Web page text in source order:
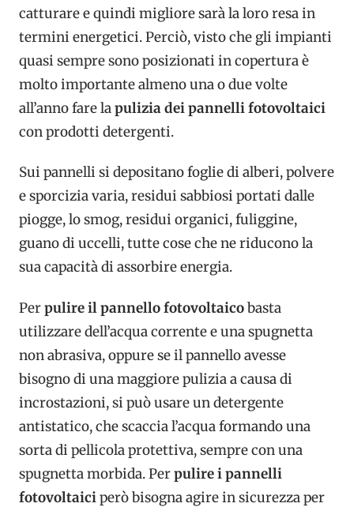
catturare e quindi migliore sarà la loro resa in
termini energetici. Perciò, visto che gli impianti
quasi sempre sono posizionati in copertura è
molto importante almeno una o due volte
all’anno fare lapulizia dei pannelli fotovoltaici
con prodotti detergenti.
Sui pannelli si depositano foglie di alberi, polvere
e sporcizia varia, residui sabbiosi portati dalle
piogge, lo smog, residui organici, fuliggine,
guano di uccelli, tutte cose che ne riducono la
sua capacità di assorbire energia.
Perpulire il pannello fotovoltaicobasta
utilizzare dell’acqua corrente e una spugnetta
non abrasiva, oppure se il pannello avesse
bisogno di una maggiore pulizia a causa di
incrostazioni, si può usare un detergente
antistatico, che scaccia l’acqua formando una
sorta di pellicola protettiva, sempre con una
spugnetta morbida. Perpulire i pannelli
fotovoltaiciperò bisogna agire in sicurezza per